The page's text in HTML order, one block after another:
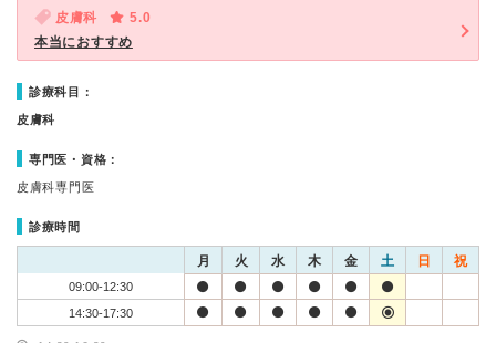
皮膚科
5.0
本当におすすめ
診療科目：
皮膚科
専門医・資格：
皮膚科専門医
診療時間
月 火 水 木 金 土 日 祝
09:00-12:30
14:30-17:30